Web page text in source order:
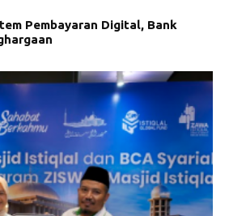
Pembayaran Digital, Bank